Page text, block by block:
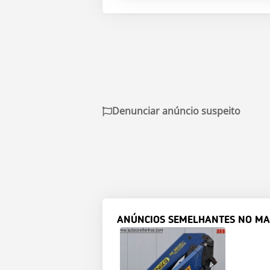
Denunciar anúncio suspeito
ANÚNCIOS SEMELHANTES NO